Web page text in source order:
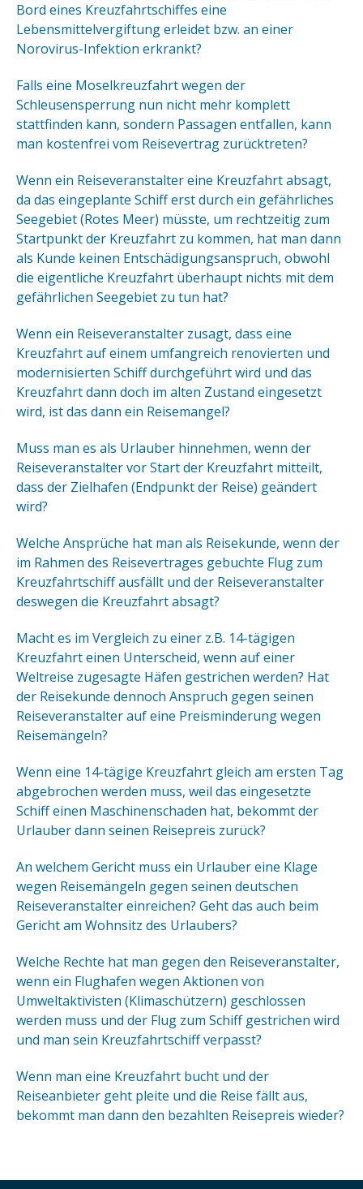
Bord eines Kreuzfahrtschiffes eine
Lebensmittelvergiftung erleidet bzw. an einer
Norovirus-Infektion erkrankt?
Falls eine Moselkreuzfahrt wegen der
Schleusensperrung nun nicht mehr komplett
stattfinden kann, sondern Passagen entfallen, kann
man kostenfrei vom Reisevertrag zurücktreten?
Wenn ein Reiseveranstalter eine Kreuzfahrt absagt,
da das eingeplante Schiff erst durch ein gefährliches
Seegebiet (Rotes Meer) müsste, um rechtzeitig zum
Startpunkt der Kreuzfahrt zu kommen, hat man dann
als Kunde keinen Entschädigungsanspruch, obwohl
die eigentliche Kreuzfahrt überhaupt nichts mit dem
gefährlichen Seegebiet zu tun hat?
Wenn ein Reiseveranstalter zusagt, dass eine
Kreuzfahrt auf einem umfangreich renovierten und
modernisierten Schiff durchgeführt wird und das
Kreuzfahrt dann doch im alten Zustand eingesetzt
wird, ist das dann ein Reisemangel?
Muss man es als Urlauber hinnehmen, wenn der
Reiseveranstalter vor Start der Kreuzfahrt mitteilt,
dass der Zielhafen (Endpunkt der Reise) geändert
wird?
Welche Ansprüche hat man als Reisekunde, wenn der
im Rahmen des Reisevertrages gebuchte Flug zum
Kreuzfahrtschiff ausfällt und der Reiseveranstalter
deswegen die Kreuzfahrt absagt?
Macht es im Vergleich zu einer z.B. 14-tägigen
Kreuzfahrt einen Unterscheid, wenn auf einer
Weltreise zugesagte Häfen gestrichen werden? Hat
der Reisekunde dennoch Anspruch gegen seinen
Reiseveranstalter auf eine Preisminderung wegen
Reisemängeln?
Wenn eine 14-tägige Kreuzfahrt gleich am ersten Tag
abgebrochen werden muss, weil das eingesetzte
Schiff einen Maschinenschaden hat, bekommt der
Urlauber dann seinen Reisepreis zurück?
An welchem Gericht muss ein Urlauber eine Klage
wegen Reisemängeln gegen seinen deutschen
Reiseveranstalter einreichen? Geht das auch beim
Gericht am Wohnsitz des Urlaubers?
Welche Rechte hat man gegen den Reiseveranstalter,
wenn ein Flughafen wegen Aktionen von
Umweltaktivisten (Klimaschützern) geschlossen
werden muss und der Flug zum Schiff gestrichen wird
und man sein Kreuzfahrtschiff verpasst?
Wenn man eine Kreuzfahrt bucht und der
Reiseanbieter geht pleite und die Reise fällt aus,
bekommt man dann den bezahlten Reisepreis wieder?